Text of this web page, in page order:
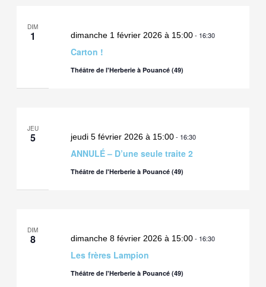
DIM
1
Carton !
dimanche 1 février 2026 à 15:00- 16:30
Théâtre de l'Herberie à Pouancé (49)
JEU
5
ANNULÉ – D’une seule traite 2
jeudi 5 février 2026 à 15:00- 16:30
Théâtre de l'Herberie à Pouancé (49)
DIM
8
Les frères Lampion
dimanche 8 février 2026 à 15:00- 16:30
Théâtre de l'Herberie à Pouancé (49)